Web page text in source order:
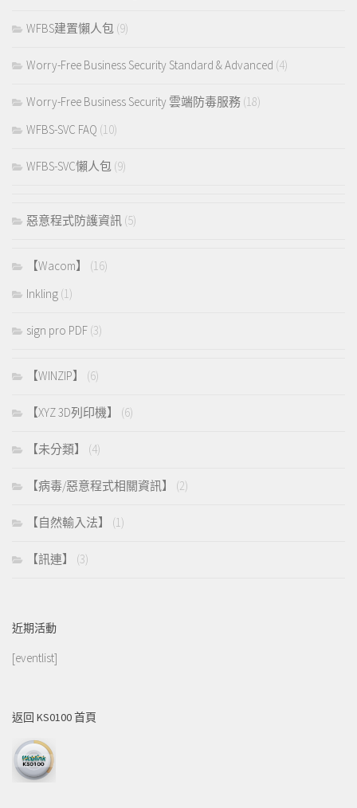
WFBS建置懶人包 (9)
Worry-Free Business Security Standard & Advanced (4)
Worry-Free Business Security 雲端防毒服務 (18)
WFBS-SVC FAQ (10)
WFBS-SVC懶人包 (9)
惡意程式防護資訊 (5)
【Wacom】
(16)
Inkling (1)
sign pro PDF (3)
【WINZIP】 (6)
【XYZ 3D列印機】 (6)
【未分類】 (4)
【病毒/惡意程式相關資訊】 (2)
【自然輸入法】 (1)
【訊連】 (3)
近期活動
[eventlist]
返回 KS0100 首頁